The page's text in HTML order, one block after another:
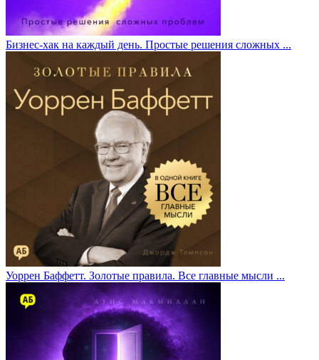
Бизнес-хак на каждый день. Простые решения сложных ...
Уоррен Баффетт. Золотые правила. Все главные мысли ...